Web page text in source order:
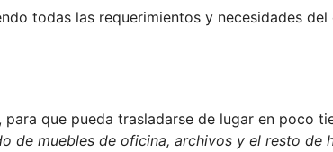
todas las requerimientos y necesidades del
, para que pueda trasladarse de lugar en poco
de muebles de oficina, archivos y el resto de